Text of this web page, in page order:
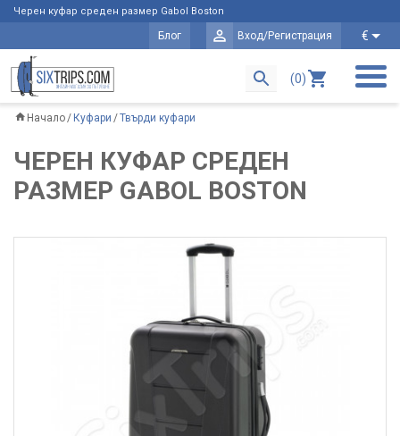
Черен куфар среден размер Gabol Boston
Блог Вход/Регистрация €
(0)
Начало Куфари Твърди куфари
ЧЕРЕН КУФАР СРЕДЕН
РАЗМЕР GABOL BOSTON